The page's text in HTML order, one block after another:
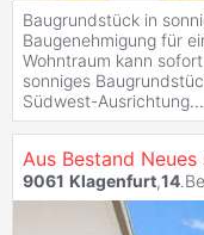
Baugrundstück in
Baugenehmigung für
Wohntraum kann
sonniges
Südwest-Ausrichtung...
9061 Klagenfurt,14